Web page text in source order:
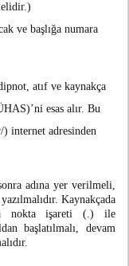
ve başlığa numara
atıf ve kaynakça
esas alır. Bu
) internet adresinden
adına yer verilmeli,
Kaynakçada
nokta işareti (.) ile
başlatılmalı, devam